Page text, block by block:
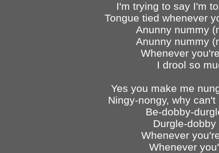
I'm trying to say I'm
Tongue tied whenever
Anunny nummy
Anunny nummy
Whenever
I drool so
Yes you make me
Ningy-nongy, why
Be-dobby-
Durgle-
Whenever
Whenever